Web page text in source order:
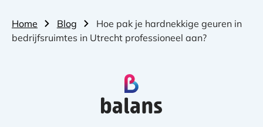
Home Blog
Hoe pak je hardnekkige geuren in
bedrijfsruimtes in Utrecht professioneel aan?